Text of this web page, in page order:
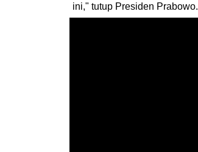
ini," tutup Presiden Prabowo.